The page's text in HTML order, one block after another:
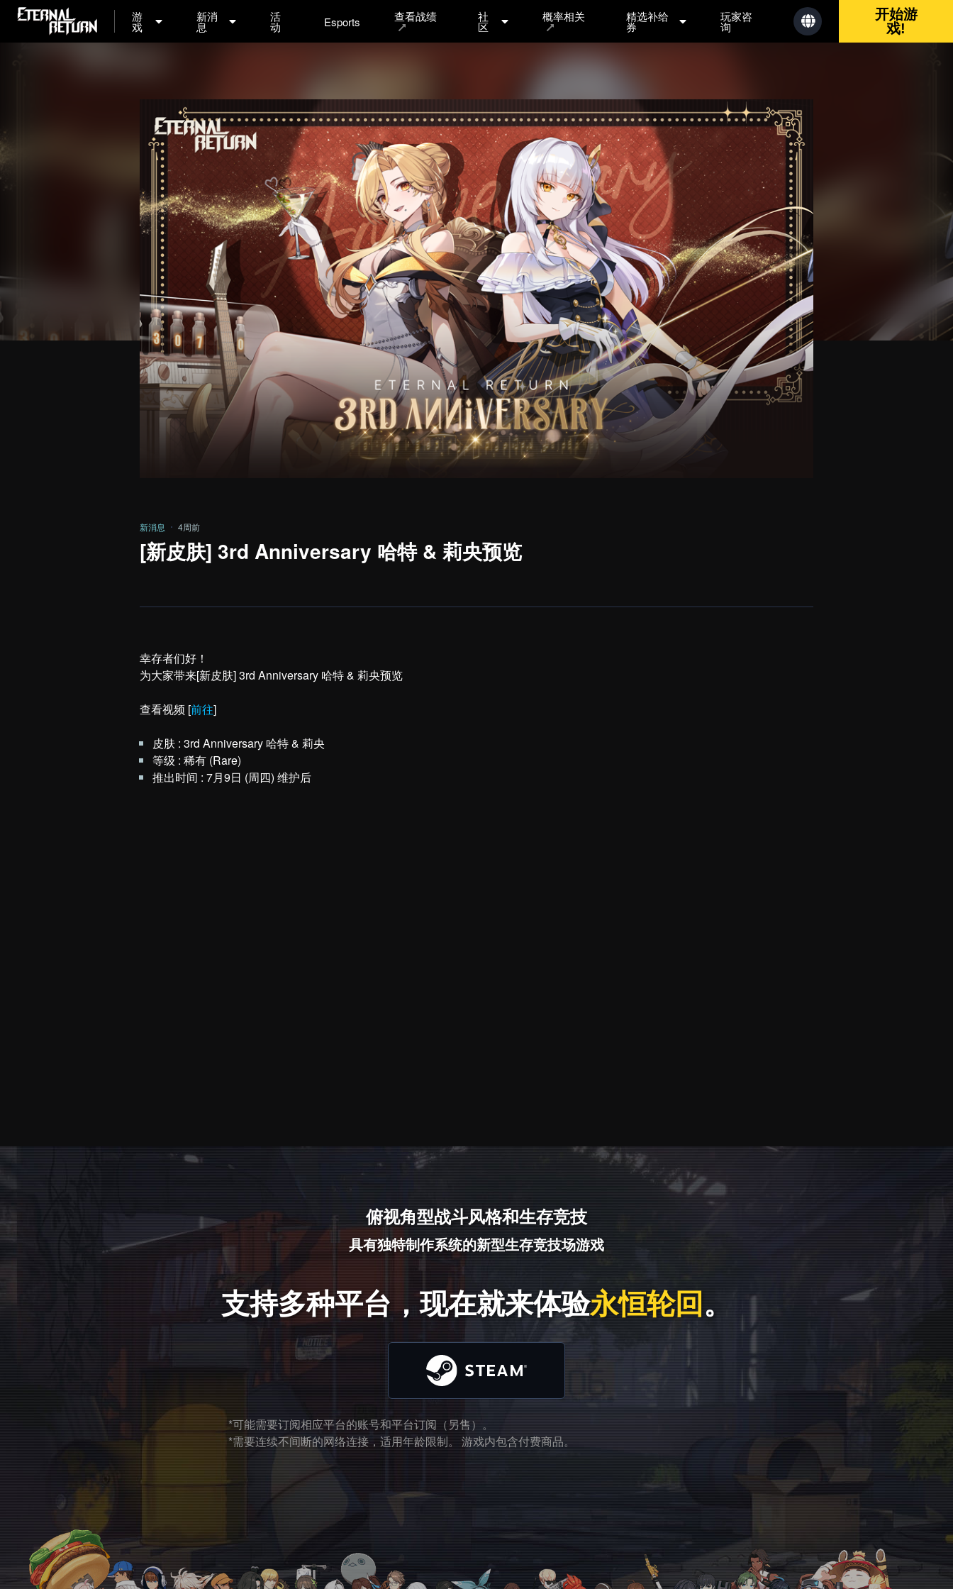
游
戏
新消
息
活
动 Esports 查看战绩 社
区
概率相关 精选补给
券
玩家咨
询
开始游
戏!
新消息 4周前
[新皮肤] 3rd Anniversary 哈特 & 莉央预览
幸存者们好！
为大家带来[新皮肤] 3rd Anniversary 哈特 & 莉央预览
查看视频 [前往]
皮肤 : 3rd Anniversary 哈特 & 莉央
等级 : 稀有 (Rare)
推出时间 : 7月9日 (周四) 维护后
俯视角型战斗风格和生存竞技
具有独特制作系统的新型生存竞技场游戏
支持多种平台，现在就来体验永恒轮回。
*可能需要订阅相应平台的账号和平台订阅（另售）。
*需要连续不间断的网络连接，适用年龄限制。 游戏内包含付费商品。